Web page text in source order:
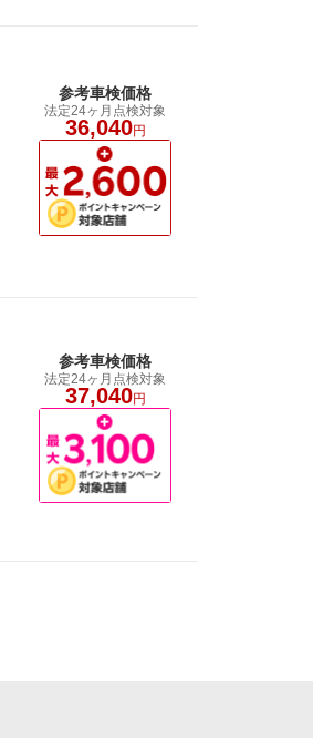
参考車検価格
法定24ヶ月点検対象
36,040円
参考車検価格
法定24ヶ月点検対象
37,040円